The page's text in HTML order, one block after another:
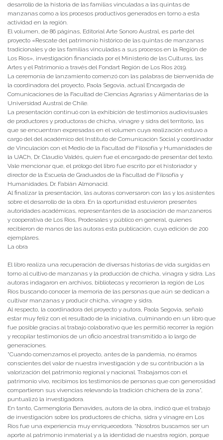
desarrollo de la historia de las familias vinculadas a las quintas de
manzanas como a los procesos productivos generados en torno a esta
actividad en la región.
El volumen, de 86 páginas, Editorial Arte Sonoro Austral, es parte del
proyecto «Rescate del patrimonio histórico de las quintas de manzanas
tradicionales y de las familias vinculadas a sus procesos en la Región de
Los Ríos», investigación financiada por el Ministerio de las Culturas, las
Artes y el Patrimonio a través del Fondart Región de Los Ríos 2019.
La ceremonia de lanzamiento comenzó con las palabras de bienvenida de
la coordinadora del proyecto, Paola Segovia, actual Encargada de
Comunicaciones de la Facultad de Ciencias Agrarias y Alimentarias de la
Universidad Austral de Chile.
La presentación continuó con la exhibición de testimonios audiovisuales
de productores y productoras de chicha, vinagre y sidra del territorio, las
que se encuentran expresadas en el volumen cuya realización estuvo a
cargo del del académico del Instituto de Comunicación Social y coordinador
de Vinculación con el Medio de la Facultad de Filosofía y Humanidades de
la UACh, Dr. Claudio Valdés, quien fue el encargado de presentar del texto.
Vale mencionar que, el prólogo del libro fue escrito por el historiador y
director de la Escuela de Graduados de la Facultad de Filosofía y
Humanidades. Dr. Fabián Almonacid.
Al finalizar la presentación, las autoras conversaron con las y los asistentes
sobre el desarrollo de la obra. En la oportunidad estuvieron presentes
autoridades académicas, representantes de la asociación de manzaneros
y cooperativa de Los Ríos, Prodesales y público en general, quienes
recibieron de manos de las autoras esta publicación, cuya edición de 200
ejemplares.
La obra
El libro realiza una recuperación de diversas historias de vida surgidas en
torno al cultivo de manzanas y la producción de chicha, vinagra y sidra. Las
autoras indagaron en archivos, bibliotecas y recorrieron la región de Los
Ríos buscando conocer la memoria de las personas que aún se dedican a
cultivar manzanas y producir chicha, vinagre y sidra.
Al respecto, la coordinadora del proyecto y autora, Paola Segovia, señaló
estar muy feliz con el resultado de la iniciativa, culminando en un libro que
fue posible gracias al trabajo colaborativo que les permitió recorrer la región
y recopilar testimonios de un oficio ancestral transmitido a lo largo de
generaciones.
“Cuando comenzamos el proyecto, antes de la pandemia, no éramos
conscientes del valor de nuestra investigación y de su contribución a la
valorización del patrimonio regional y nacional. Trabajamos con el
patrimonio vivo, recibimos los testimonios de personas que con generosidad
compartieron sus vivencias relevando la tradición chichera de la zona”,
puntualizó la investigadora.
En tanto, Carmengloria Benavides, autora de la obra, indicó que el trabajo
de investigación sobre los productores de chicha, sidra y vinagre en Los
Ríos fue una experiencia muy enriquecedora. “Nosotros buscamos ser un
aporte al patrimonio inmaterial y a la identidad de nuestra región, porque